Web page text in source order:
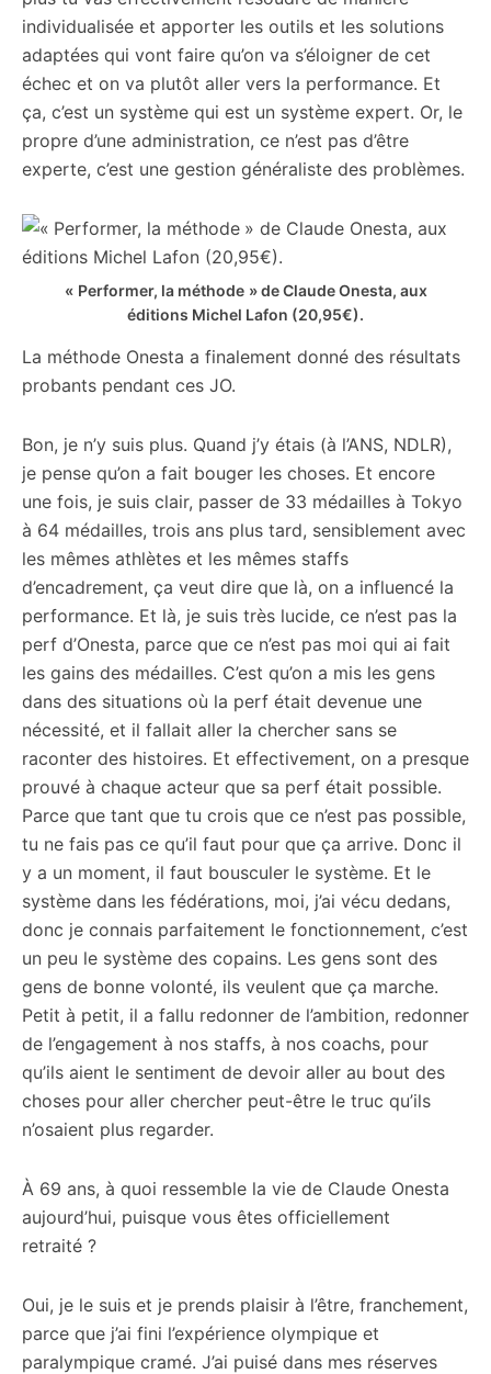
individualisée et apporter les outils et les solutions
adaptées qui vont faire qu’on va s’éloigner de cet
échec et on va plutôt aller vers la performance. Et
ça, c’est un système qui est un système expert. Or, le
propre d’une administration, ce n’est pas d’être
experte, c’est une gestion généraliste des problèmes.
« Performer, la méthode » de Claude Onesta, aux
éditions Michel Lafon (20,95€).
La méthode Onesta a finalement donné des résultats
probants pendant ces JO.
Bon, je n’y suis plus. Quand j’y étais (à l’ANS, NDLR),
je pense qu’on a fait bouger les choses. Et encore
une fois, je suis clair, passer de 33 médailles à Tokyo
à 64 médailles, trois ans plus tard, sensiblement avec
les mêmes athlètes et les mêmes staffs
d’encadrement, ça veut dire que là, on a influencé la
performance. Et là, je suis très lucide, ce n’est pas la
perf d’Onesta, parce que ce n’est pas moi qui ai fait
les gains des médailles. C’est qu’on a mis les gens
dans des situations où la perf était devenue une
nécessité, et il fallait aller la chercher sans se
raconter des histoires. Et effectivement, on a presque
prouvé à chaque acteur que sa perf était possible.
Parce que tant que tu crois que ce n’est pas possible,
tu ne fais pas ce qu’il faut pour que ça arrive. Donc il
y a un moment, il faut bousculer le système. Et le
système dans les fédérations, moi, j’ai vécu dedans,
donc je connais parfaitement le fonctionnement, c’est
un peu le système des copains. Les gens sont des
gens de bonne volonté, ils veulent que ça marche.
Petit à petit, il a fallu redonner de l’ambition, redonner
de l’engagement à nos staffs, à nos coachs, pour
qu’ils aient le sentiment de devoir aller au bout des
choses pour aller chercher peut-être le truc qu’ils
n’osaient plus regarder.
À 69 ans, à quoi ressemble la vie de Claude Onesta
aujourd’hui, puisque vous êtes officiellement
retraité ?
Oui, je le suis et je prends plaisir à l’être, franchement,
parce que j’ai fini l’expérience olympique et
paralympique cramé. J’ai puisé dans mes réserves